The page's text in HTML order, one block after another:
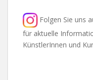
Folgen Sie uns
für aktuelle
KünstlerInnen und